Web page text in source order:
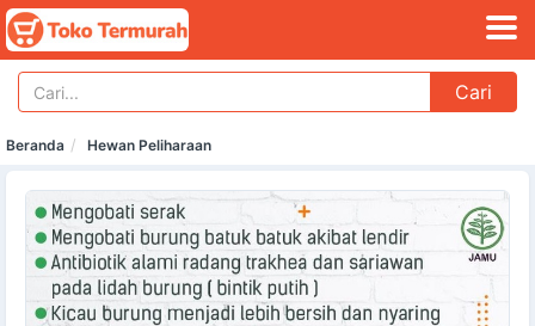
Cari
Beranda Hewan Peliharaan